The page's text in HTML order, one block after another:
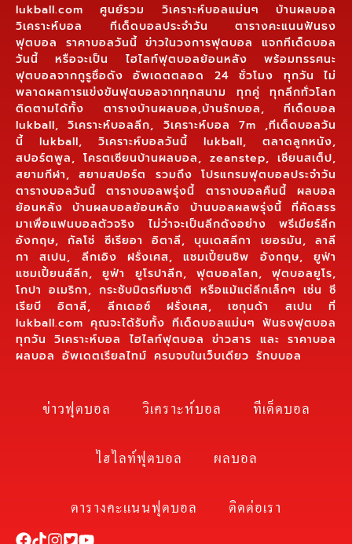
lukball.com ศูนย์รวม วิเคราะห์บอลแม่นๆ บ้านผลบอล
วิเคราะห์บอล ทีเด็ดบอลประจำวัน ตารางคะแนนฟันธง
ฟุตบอล ราคาบอลวันนี้ ข่าวในวงการฟุตบอล แจกทีเด็ดบอล
วันนี้ หรือจะเป็น ไฮไลท์ฟุตบอลย้อนหลัง พร้อมทรรศนะ
ฟุตบอลจากกูรูชื่อดัง อัพเดตตลอด 24 ชั่วโมง ทุกวัน ไม่
พลาดผลการแข่งขันฟุตบอลจากทุกสนาม ทุกคู่ ทุกลีกทั่วโลก
ติดตามได้ทั้ง ตารางบ้านผลบอล,บ้านรักบอล, ทีเด็ดบอล
lukball, วิเคราะห์บอลลีก, วิเคราะห์บอล 7m ,ทีเด็ดบอลวัน
นี้ lukball, วิเคราะห์บอลวันนี้ lukball, ตลาดลูกหนัง,
สปอร์ตพูล, โครตเซียนบ้านผลบอล, zeanstep, เซียนสเต็ป,
สยามกีฬา, สยามสปอร์ต รวมถึง โปรแกรมฟุตบอลประจำวัน
ตารางบอลวันนี้ ตารางบอลพรุ่งนี้ ตารางบอลคืนนี้ ผลบอล
ย้อนหลัง บ้านผลบอลย้อนหลัง บ้านบอลผลพรุ่งนี้ ที่คัดสรร
มาเพื่อแฟนบอลตัวจริง ไม่ว่าจะเป็นลีกดังอย่าง พรีเมียร์ลีก
อังกฤษ, กัลโช่ ซีเรียอา อิตาลี, บุนเดสลีกา เยอรมัน, ลาลี
กา สเปน, ลีกเอิง ฝรั่งเศส, แชมเปี้ยนชิพ อังกฤษ, ยูฟ่า
แชมเปี้ยนส์ลีก, ยูฟ่า ยูโรปาลีก, ฟุตบอลโลก, ฟุตบอลยูโร,
โกปา อเมริกา, กระชับมิตรทีมชาติ หรือแม้แต่ลีกเล็กๆ เช่น ซี
เรียบี อิตาลี, ลีกเดอซ์ ฝรั่งเศส, เซกุนด้า สเปน ที่
lukball.com คุณจะได้รับทั้ง ทีเด็ดบอลแม่นๆ ฟันธงฟุตบอล
ทุกวัน วิเคราะห์บอล ไฮไลท์ฟุตบอล ข่าวสาร และ ราคาบอล
ผลบอล อัพเดตเรียลไทม์ ครบจบในเว็บเดียว รักบบอล
ข่าวฟุตบอล วิเคราะห์บอล
ทีเด็ดบอล
ไฮไลท์ฟุตบอล
ผลบอล
ตารางคะแนนฟุตบอล
ติดต่อเรา